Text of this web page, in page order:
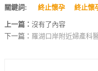
關鍵詞: 終止懷孕 終止懷
上一篇： 沒有了內容
下一篇： 羅湖口岸附近婦產科